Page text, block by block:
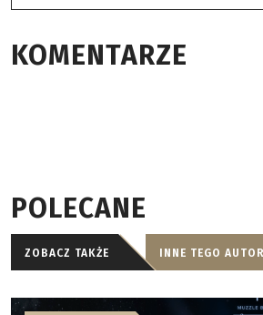
KOMENTARZE
POLECANE
ZOBACZ TAKŻE INNE TEGO